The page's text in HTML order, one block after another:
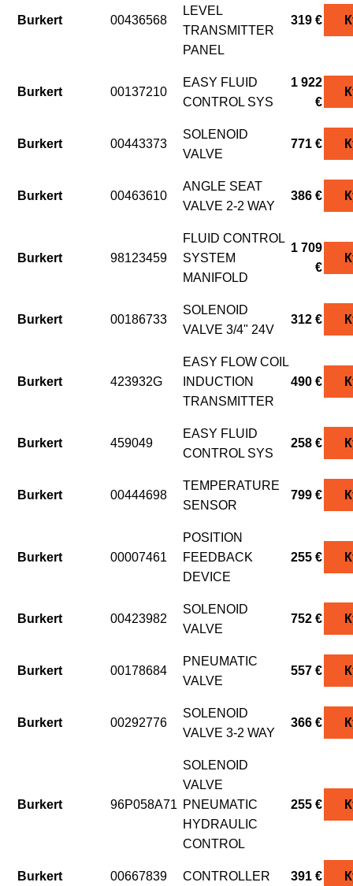
Burkert 00436568
LEVEL
TRANSMITTER
PANEL
319 €
Burkert 00137210
EASY FLUID
CONTROL SYS
1 922
€
Burkert 00443373
SOLENOID
VALVE
771 €
Burkert 00463610
ANGLE SEAT
VALVE 2-2 WAY
386 €
Burkert 98123459
FLUID CONTROL
SYSTEM
MANIFOLD
1 709
€
Burkert 00186733
SOLENOID
VALVE 3/4" 24V
312 €
Burkert 423932G
EASY FLOW COIL
INDUCTION
TRANSMITTER
490 €
Burkert 459049
EASY FLUID
CONTROL SYS
258 €
Burkert 00444698
TEMPERATURE
SENSOR
799 €
Burkert 00007461
POSITION
FEEDBACK
DEVICE
255 €
Burkert 00423982
SOLENOID
VALVE
752 €
Burkert 00178684
PNEUMATIC
VALVE
557 €
Burkert 00292776
SOLENOID
VALVE 3-2 WAY
366 €
Burkert 96P058A71
SOLENOID
VALVE
PNEUMATIC
HYDRAULIC
CONTROL
255 €
Burkert 00667839 CONTROLLER 391 €